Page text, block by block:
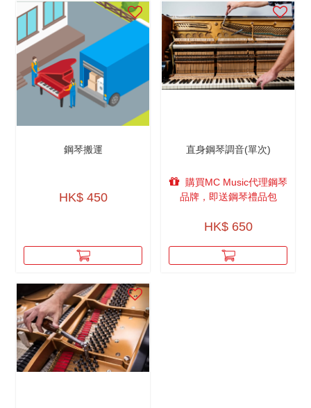
鋼琴搬運
HK$ 450
直身鋼琴調音(單次)
購買MC Music代理鋼琴
品牌，即送鋼琴禮品包
HK$ 650